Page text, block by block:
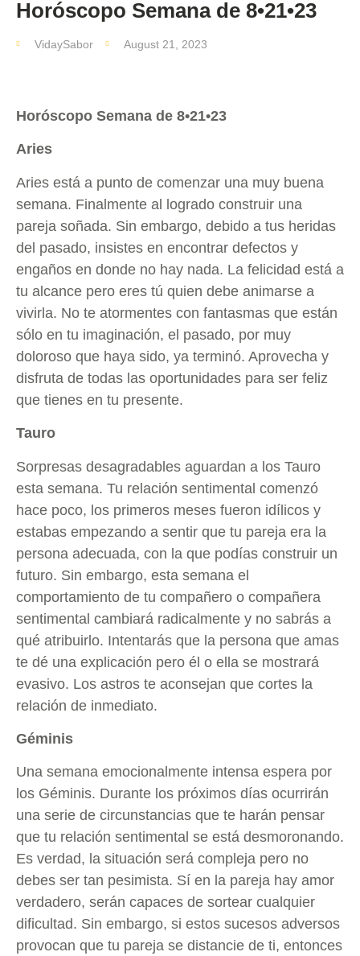
Horóscopo Semana de 8•21•23
VidaySabor August 21, 2023
Horóscopo Semana de 8•21•23
Aries
Aries está a punto de comenzar una muy buena
semana. Finalmente al logrado construir una
pareja soñada. Sin embargo, debido a tus heridas
del pasado, insistes en encontrar defectos y
engaños en donde no hay nada. La felicidad está a
tu alcance pero eres tú quien debe animarse a
vivirla. No te atormentes con fantasmas que están
sólo en tu imaginación, el pasado, por muy
doloroso que haya sido, ya terminó. Aprovecha y
disfruta de todas las oportunidades para ser feliz
que tienes en tu presente.
Tauro
Sorpresas desagradables aguardan a los Tauro
esta semana. Tu relación sentimental comenzó
hace poco, los primeros meses fueron idílicos y
estabas empezando a sentir que tu pareja era la
persona adecuada, con la que podías construir un
futuro. Sin embargo, esta semana el
comportamiento de tu compañero o compañera
sentimental cambiará radicalmente y no sabrás a
qué atribuirlo. Intentarás que la persona que amas
te dé una explicación pero él o ella se mostrará
evasivo. Los astros te aconsejan que cortes la
relación de inmediato.
Géminis
Una semana emocionalmente intensa espera por
los Géminis. Durante los próximos días ocurrirán
una serie de circunstancias que te harán pensar
que tu relación sentimental se está desmoronando.
Es verdad, la situación será compleja pero no
debes ser tan pesimista. Sí en la pareja hay amor
verdadero, serán capaces de sortear cualquier
dificultad. Sin embargo, si estos sucesos adversos
provocan que tu pareja se distancie de ti, entonces